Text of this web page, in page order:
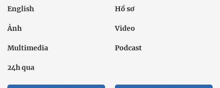
English Hồ sơ
Ảnh Video
Multimedia Podcast
24h qua